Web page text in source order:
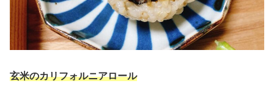
玄米のカリフォルニアロール